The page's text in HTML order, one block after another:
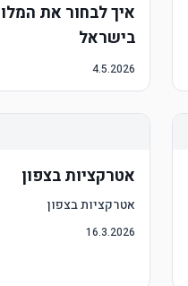
איך לבחור את
בישראל
4.5.2026
אטרקציות בצפון
אטרקציות בצפון
16.3.2026